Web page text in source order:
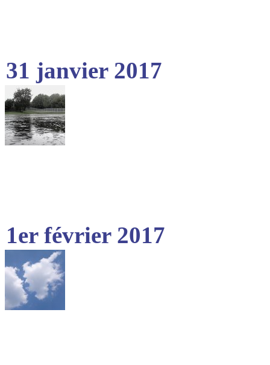
31 janvier 2017
1er février 2017